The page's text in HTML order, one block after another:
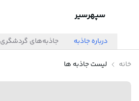
سپهرسیر
درباره جاذبه جاذبه‌های گردشگری
خانه لیست جاذبه ها